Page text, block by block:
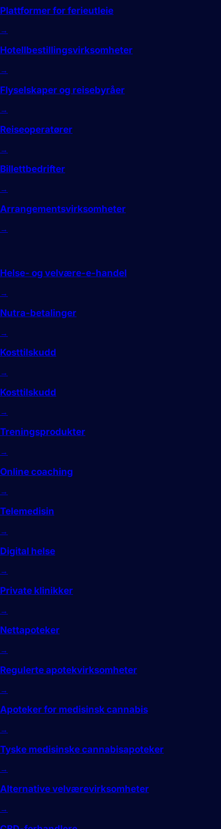
Plattformer for ferieutleie
→
Hotellbestillingsvirksomheter
→
Flyselskaper og reisebyråer
→
Reiseoperatører
→
Billettbedrifter
→
Arrangementsvirksomheter
→
Helse- og velvære-e-handel
→
Nutra-betalinger
→
Kosttilskudd
→
Kosttilskudd
→
Treningsprodukter
→
Online coaching
→
Telemedisin
→
Digital helse
→
Private klinikker
→
Nettapoteker
→
Regulerte apotekvirksomheter
→
Apoteker for medisinsk cannabis
→
Tyske medisinske cannabisapoteker
→
Alternative velværevirksomheter
→